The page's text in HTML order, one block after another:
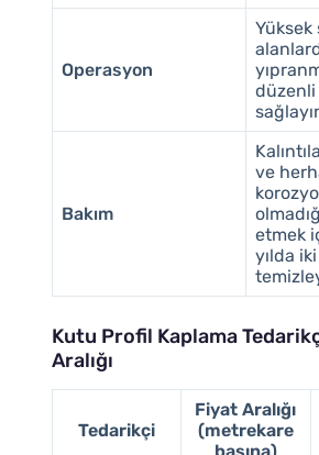
Operasyon
Yüksek
Bakım
ve
etmek
yılda
Kutu Profil Kaplama
Aralığı
Tedarikçi
Fiyat Aralığı
(metrekare